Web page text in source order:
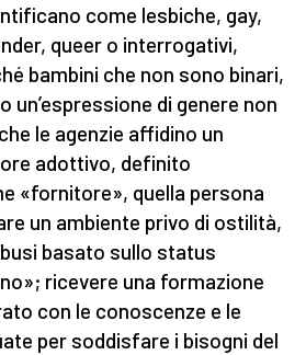
come lesbiche, gay,
queer o interrogativi,
bambini che non sono binari,
un’espressione di genere non
le agenzie affidino un
adottivo, definito
«fornitore», quella persona
un ambiente privo di ostilità,
basato sullo status
ricevere una formazione
con le conoscenze e le
per soddisfare i bisogni del